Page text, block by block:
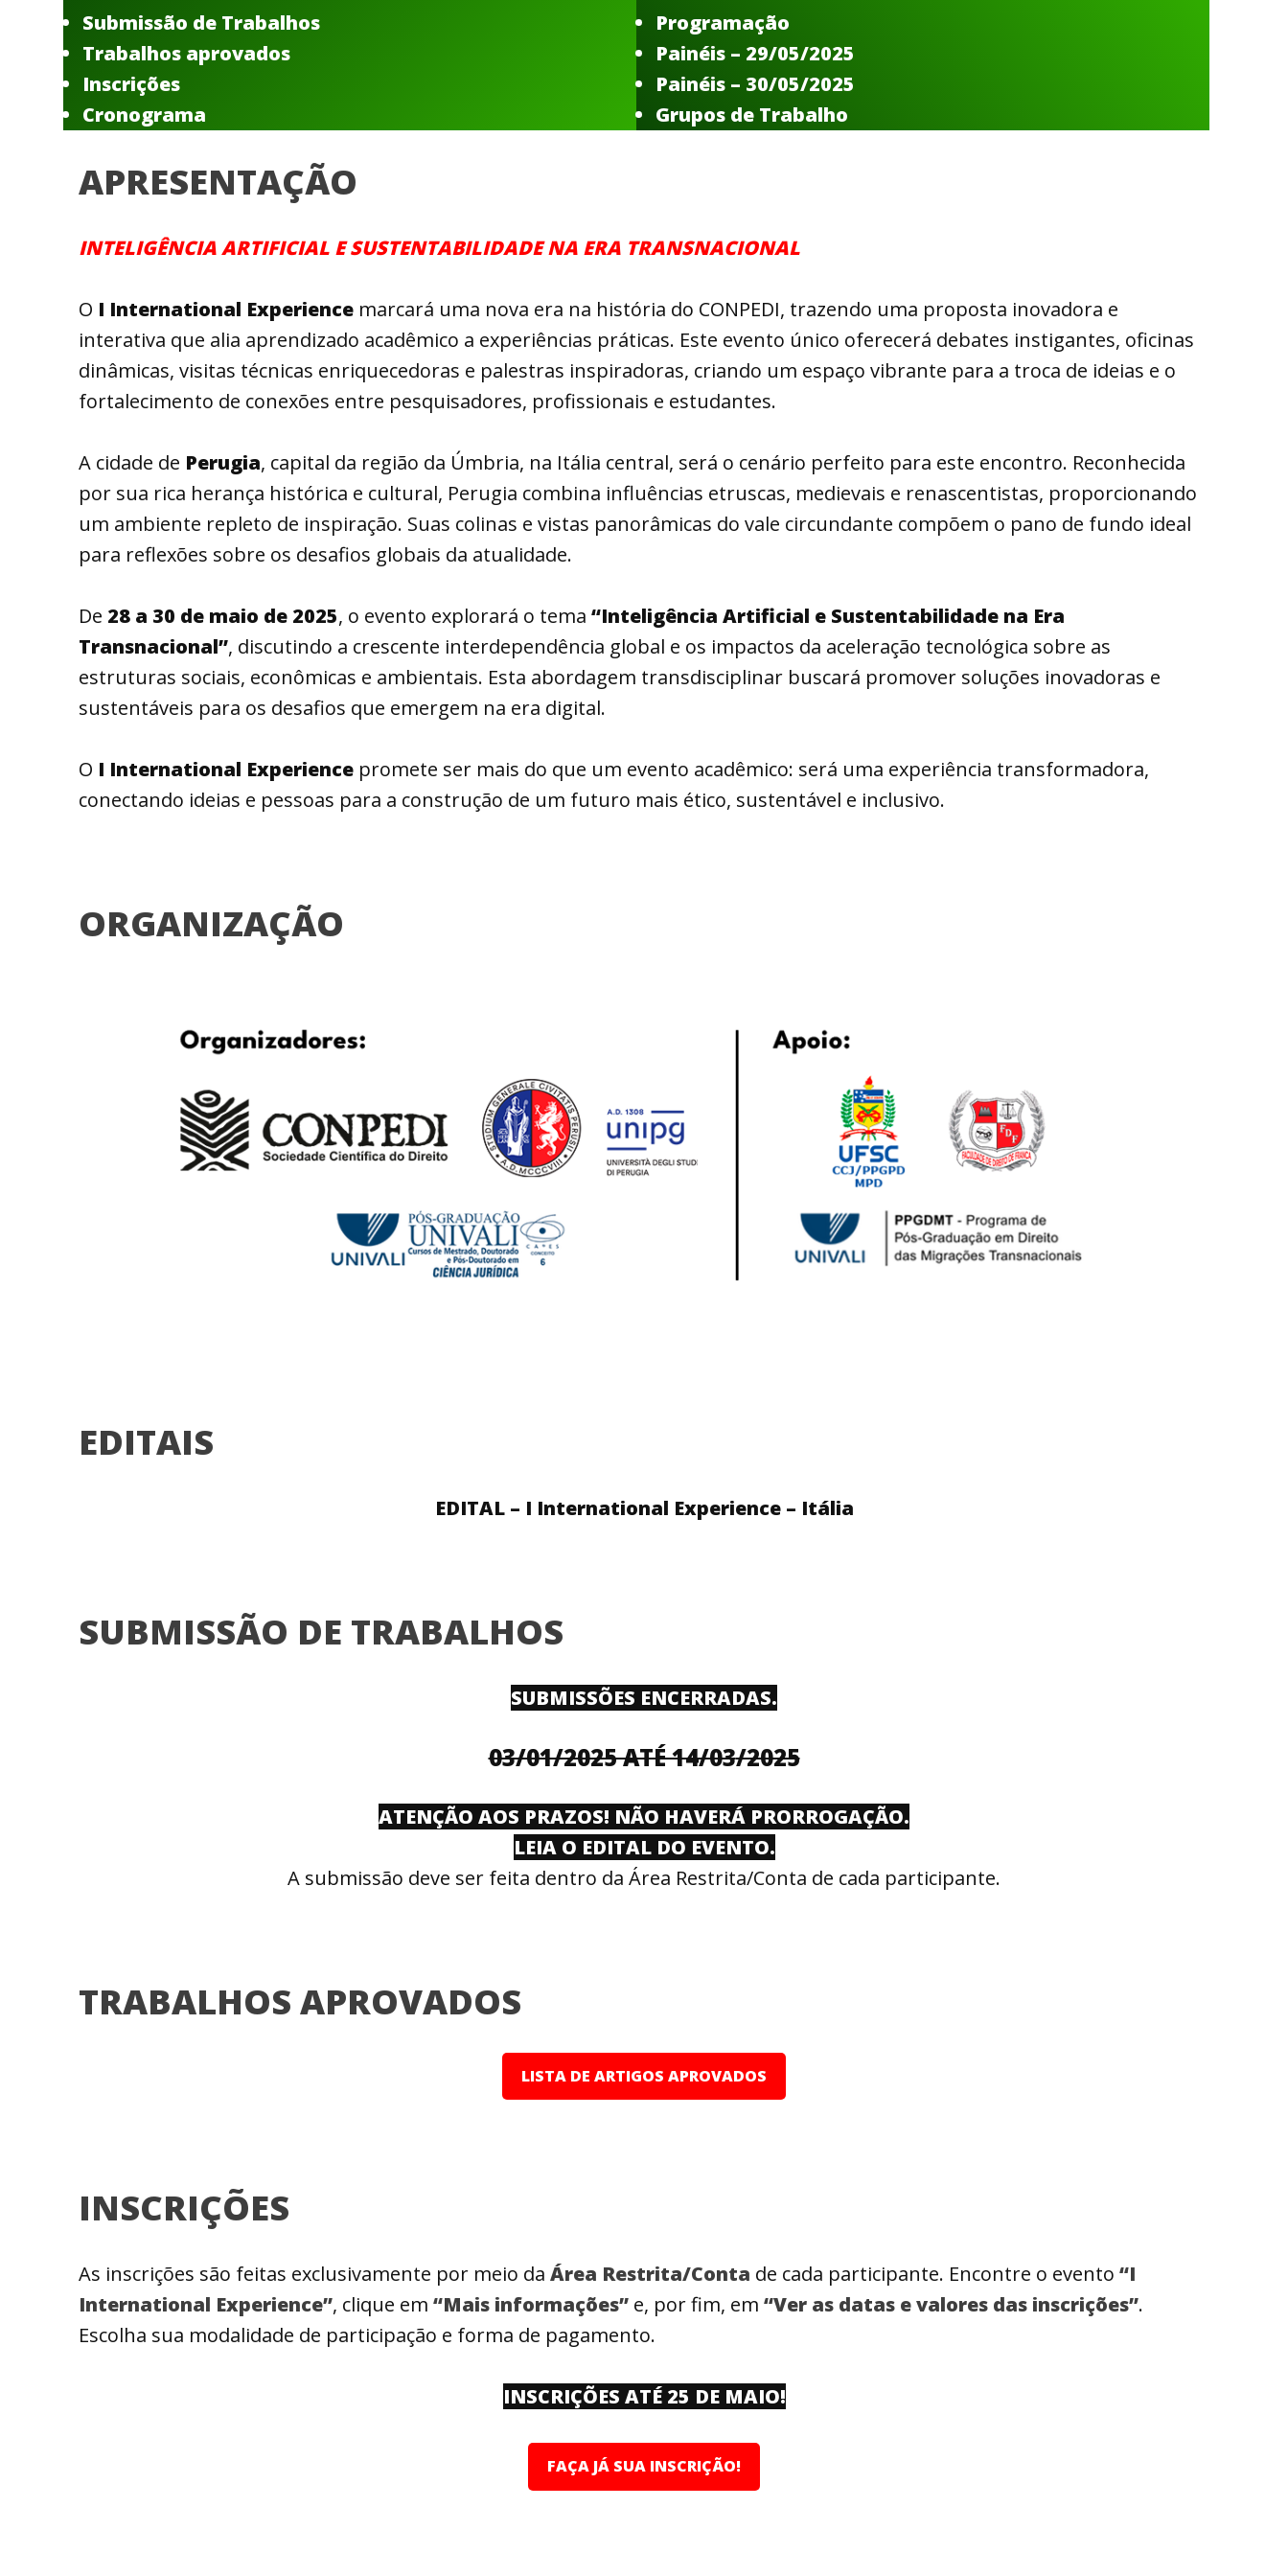
Submissão de Trabalhos
Trabalhos aprovados
Inscrições
Cronograma
Programação
Painéis – 29/05/2025
Painéis – 30/05/2025
Grupos de Trabalho
APRESENTAÇÃO
INTELIGÊNCIA ARTIFICIAL E SUSTENTABILIDADE NA ERA TRANSNACIONAL
O I International Experience marcará uma nova era na história do CONPEDI, trazendo uma proposta inovadora e
interativa que alia aprendizado acadêmico a experiências práticas. Este evento único oferecerá debates instigantes, oficinas
dinâmicas, visitas técnicas enriquecedoras e palestras inspiradoras, criando um espaço vibrante para a troca de ideias e o
fortalecimento de conexões entre pesquisadores, profissionais e estudantes.
A cidade de Perugia, capital da região da Úmbria, na Itália central, será o cenário perfeito para este encontro. Reconhecida
por sua rica herança histórica e cultural, Perugia combina influências etruscas, medievais e renascentistas, proporcionando
um ambiente repleto de inspiração. Suas colinas e vistas panorâmicas do vale circundante compõem o pano de fundo ideal
para reflexões sobre os desafios globais da atualidade.
De 28 a 30 de maio de 2025, o evento explorará o tema “Inteligência Artificial e Sustentabilidade na Era
Transnacional”, discutindo a crescente interdependência global e os impactos da aceleração tecnológica sobre as
estruturas sociais, econômicas e ambientais. Esta abordagem transdisciplinar buscará promover soluções inovadoras e
sustentáveis para os desafios que emergem na era digital.
O I International Experience promete ser mais do que um evento acadêmico: será uma experiência transformadora,
conectando ideias e pessoas para a construção de um futuro mais ético, sustentável e inclusivo.
ORGANIZAÇÃO
EDITAIS
EDITAL – I International Experience – Itália
SUBMISSÃO DE TRABALHOS
SUBMISSÕES ENCERRADAS.
03/01/2025 ATÉ 14/03/2025
ATENÇÃO AOS PRAZOS! NÃO HAVERÁ PRORROGAÇÃO.
LEIA O EDITAL DO EVENTO.
A submissão deve ser feita dentro da Área Restrita/Conta de cada participante.
TRABALHOS APROVADOS
LISTA DE ARTIGOS APROVADOS
INSCRIÇÕES
As inscrições são feitas exclusivamente por meio da Área Restrita/Conta de cada participante. Encontre o evento “I
International Experience”, clique em “Mais informações” e, por fim, em “Ver as datas e valores das inscrições”.
Escolha sua modalidade de participação e forma de pagamento.
INSCRIÇÕES ATÉ 25 DE MAIO!
FAÇA JÁ SUA INSCRIÇÃO!